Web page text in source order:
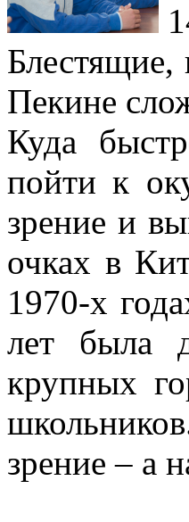
Блестящие,
Пекине
Куда
пойти к
зрение и
очках в
1970-х
лет была
крупных
зрение – а